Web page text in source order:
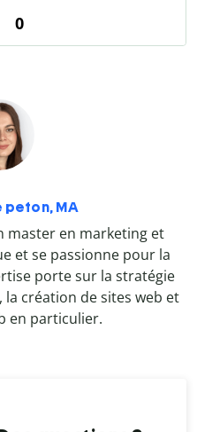
0
peton, MA
master en marketing et
et se passionne pour la
porte sur la stratégie
la création de sites web et
en particulier.